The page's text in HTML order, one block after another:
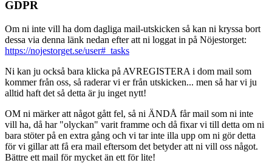
GDPR
Om ni inte vill ha dom dagliga mail-utskicken så kan ni kryssa bort
dessa via denna länk nedan efter att ni loggat in på Nöjestorget:
https://nojestorget.se/user#_tasks
Ni kan ju också bara klicka på AVREGISTERA i dom mail som
kommer från oss, så raderar vi er från utskicken... men så har vi ju
alltid haft det så detta är ju inget nytt!
OM ni märker att något gått fel, så ni ÄNDÅ får mail som ni inte
vill ha, då har "olyckan" varit framme och då fixar vi till detta om ni
bara stöter på en extra gång och vi tar inte illa upp om ni gör detta
för vi gillar att få era mail eftersom det betyder att ni vill oss något.
Bättre ett mail för mycket än ett för lite!